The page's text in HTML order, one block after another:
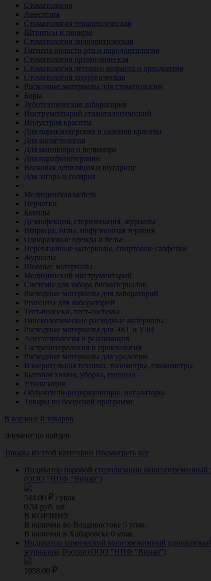
Стоматология
Анестезия
Стоматология терапевтическая
Штрипсы и полиры
Стоматология эндодонтическая
Гигиена полости рта и пародонтология
Стоматология ортопедическая
Стоматология детского возраста и ортодонтия
Стоматология хирургическая
Расходные материалы для стоматологии
Боры
Зуботехническая лаборатория
Инструментарий стоматологический
Индустрия красоты
Для парикмахерских и салонов красоты
Для косметологов
Для маникюра и педикюра
Для парафинотерапии
Восковая депиляция и шугаринг
Для загара и солярия
Медицинская мебель
Перчатки
Бахилы
Дезинфекция, стерилизация, журналы
Шприцы, иглы, инфузионная терапия
Одноразовые одежда и белье
Перевязочные материалы, спиртовые салфетки
Журналы
Шовные материалы
Медицинский инструментарий
Системы для забора биоматериалов
Расходные материалы для лабораторий
Реагенты для лабораторий
Тест-полоски, тест-системы
Гинекологические расходные материалы
Расходные материалы для ЭКГ и УЗИ
Анестезиология и реанимация
Гастроэнтерология и проктология
Расходные материалы для урологии
Измерительная техника, тонометры, глюкометры
Бытовая химия, уборка, гигиена
Утилизация
Облучатели-рециркуляторы, ингаляторы
Товары по бонусной программе
В корзине 0 товаров
Элемент не найден
Товары из этой категории Посмотреть все
Индикатор паровой стерилизации
(ООО "НПФ "Винар")
544.00 / упак
0.54 руб. шт
В КОРЗИНУ
В наличии во Владивостоке 5 упак.
В наличии в Хабаровске 0 упак.
Индикатор химический многорежимный
журналом, Россия (ООО "НПФ "Винар")
1958.00